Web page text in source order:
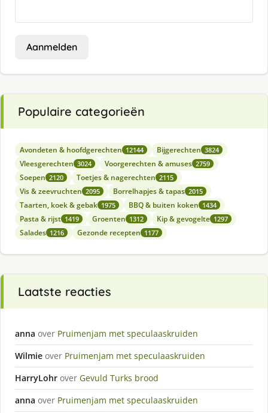
Aanmelden
Populaire categorieën
Avondeten & hoofdgerechten 12144 Bijgerechten 3824
Vleesgerechten 3024 Voorgerechten & amuses 2759
Soepen 2120 Toetjes & nagerechten 2115
Vis & zeevruchten 2095 Borrelhapjes & tapas 2015
Taarten, koek & gebak 1975 BBQ & buiten koken 1434
Pasta & rijst 1419 Groenten 1312 Kip & gevogelte 1297
Salades 1216 Gezonde recepten 1177
Laatste reacties
anna over Pruimenjam met speculaaskruiden
Wilmie over Pruimenjam met speculaaskruiden
HarryLohr over Gevuld Turks brood
anna over Pruimenjam met speculaaskruiden